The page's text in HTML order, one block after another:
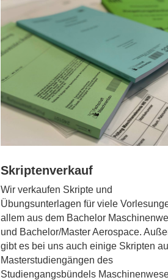
Skriptenverkauf
Wir verkaufen Skripte und
Übungsunterlagen für viele
allem aus dem Bachelor
und Bachelor/Master Aerospace.
gibt es bei uns auch einige Skripten
Masterstudiengängen des
Studiengangsbündels